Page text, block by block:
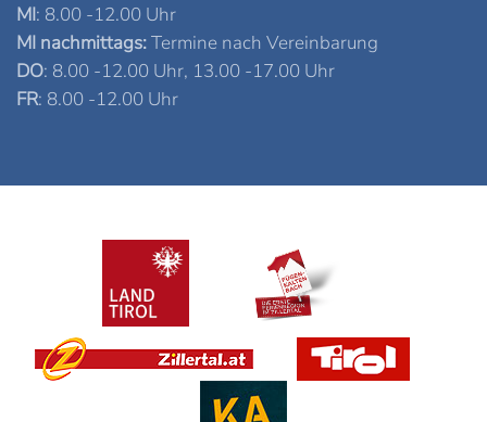
MI: 8.00 -12.00 Uhr
MI nachmittags:Termine nach Vereinbarung
DO: 8.00 -12.00 Uhr, 13.00 -17.00 Uhr
FR: 8.00 -12.00 Uhr